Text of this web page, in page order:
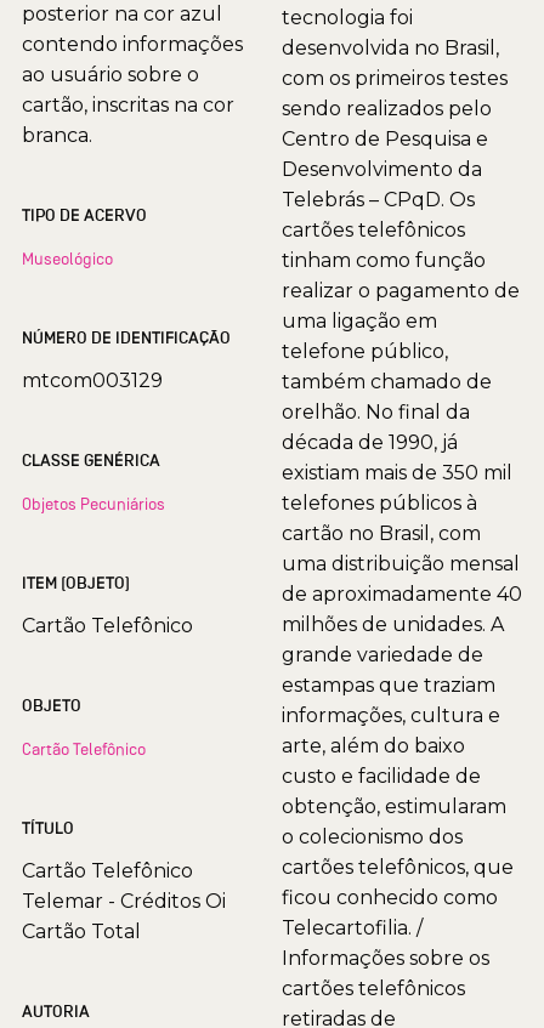
posterior na cor azul
contendo informações
ao usuário sobre o
cartão, inscritas na cor
branca.
TIPO DE ACERVO
Museológico
NÚMERO DE IDENTIFICAÇÃO
mtcom003129
CLASSE GENÉRICA
Objetos Pecuniários
ITEM (OBJETO)
Cartão Telefônico
OBJETO
Cartão Telefônico
TÍTULO
Cartão Telefônico
Telemar - Créditos Oi
Cartão Total
AUTORIA
tecnologia foi
desenvolvida no Brasil,
com os primeiros testes
sendo realizados pelo
Centro de Pesquisa e
Desenvolvimento da
Telebrás – CPqD. Os
cartões telefônicos
tinham como função
realizar o pagamento de
uma ligação em
telefone público,
também chamado de
orelhão. No final da
década de 1990, já
existiam mais de 350 mil
telefones públicos à
cartão no Brasil, com
uma distribuição mensal
de aproximadamente 40
milhões de unidades. A
grande variedade de
estampas que traziam
informações, cultura e
arte, além do baixo
custo e facilidade de
obtenção, estimularam
o colecionismo dos
cartões telefônicos, que
ficou conhecido como
Telecartofilia. /
Informações sobre os
cartões telefônicos
retiradas de